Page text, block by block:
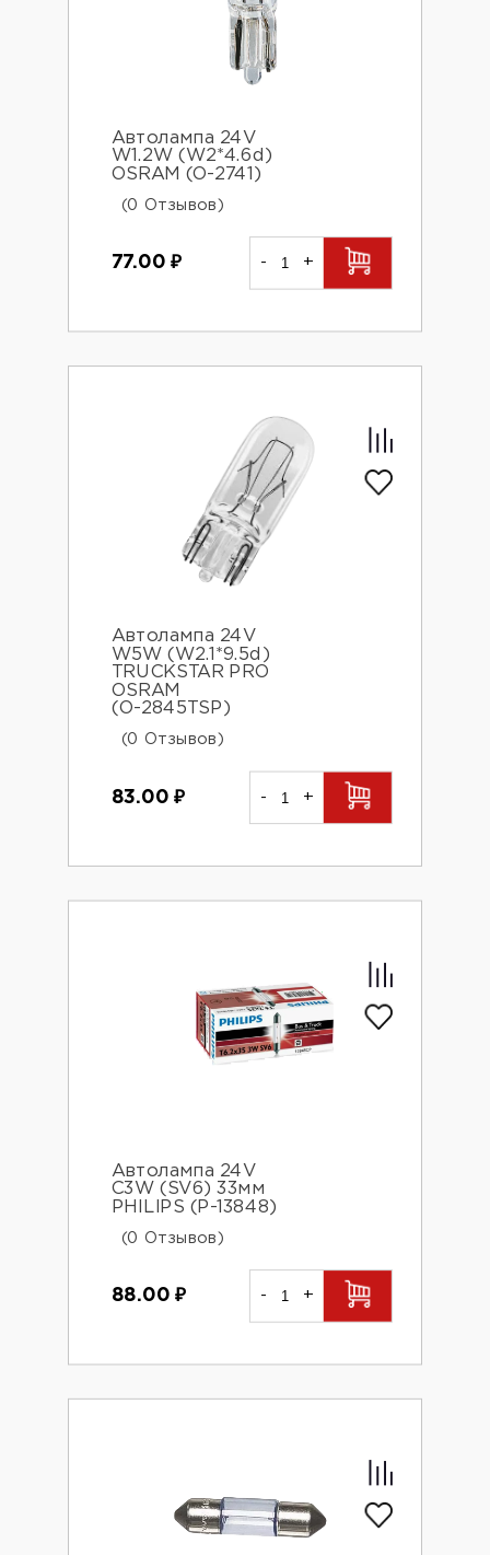
Автолампа 24V
W1.2W (W2*4.6d)
OSRAM (O-2741)
(0 Отзывов)
77.00₽ - +
Автолампа 24V
W5W (W2.1*9.5d)
TRUCKSTAR PRO
OSRAM
(О-2845TSP)
(0 Отзывов)
83.00₽ - +
Автолампа 24V
C3W (SV6) 33мм
PHILIPS (P-13848)
(0 Отзывов)
88.00 ₽ - +